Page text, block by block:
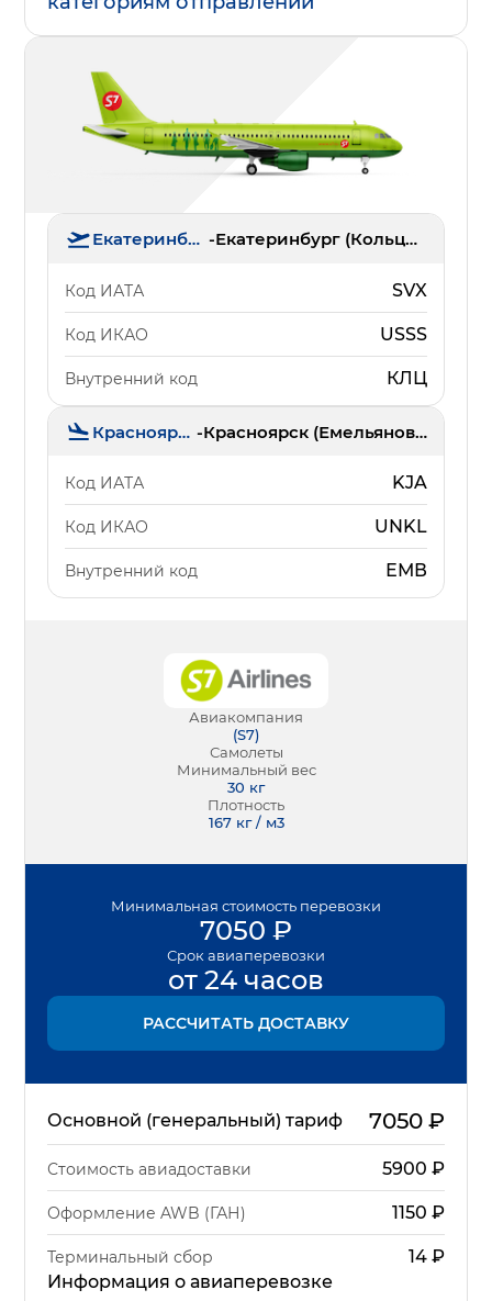
Екатеринбург - Екатеринбург (Кольцово)
Код ИАТА SVX
Код ИКАО USSS
Внутренний код КЛЦ
Красноярск - Красноярск (Емельяново)
Код ИАТА KJA
Код ИКАО UNKL
Внутренний код ЕМВ
Авиакомпания
(S7)
Самолеты
Минимальный вес
30 кг
Плотность
167 кг / м3
Минимальная стоимость перевозки
7050 ₽
Срок авиаперевозки
от 24 часов
РАССЧИТАТЬ ДОСТАВКУ
Основной (генеральный) тариф 7050₽
Стоимость авиадоставки 5900 ₽
Оформление AWB (ГАН) 1150 ₽
Терминальный сбор 14₽
Информация о авиаперевозке